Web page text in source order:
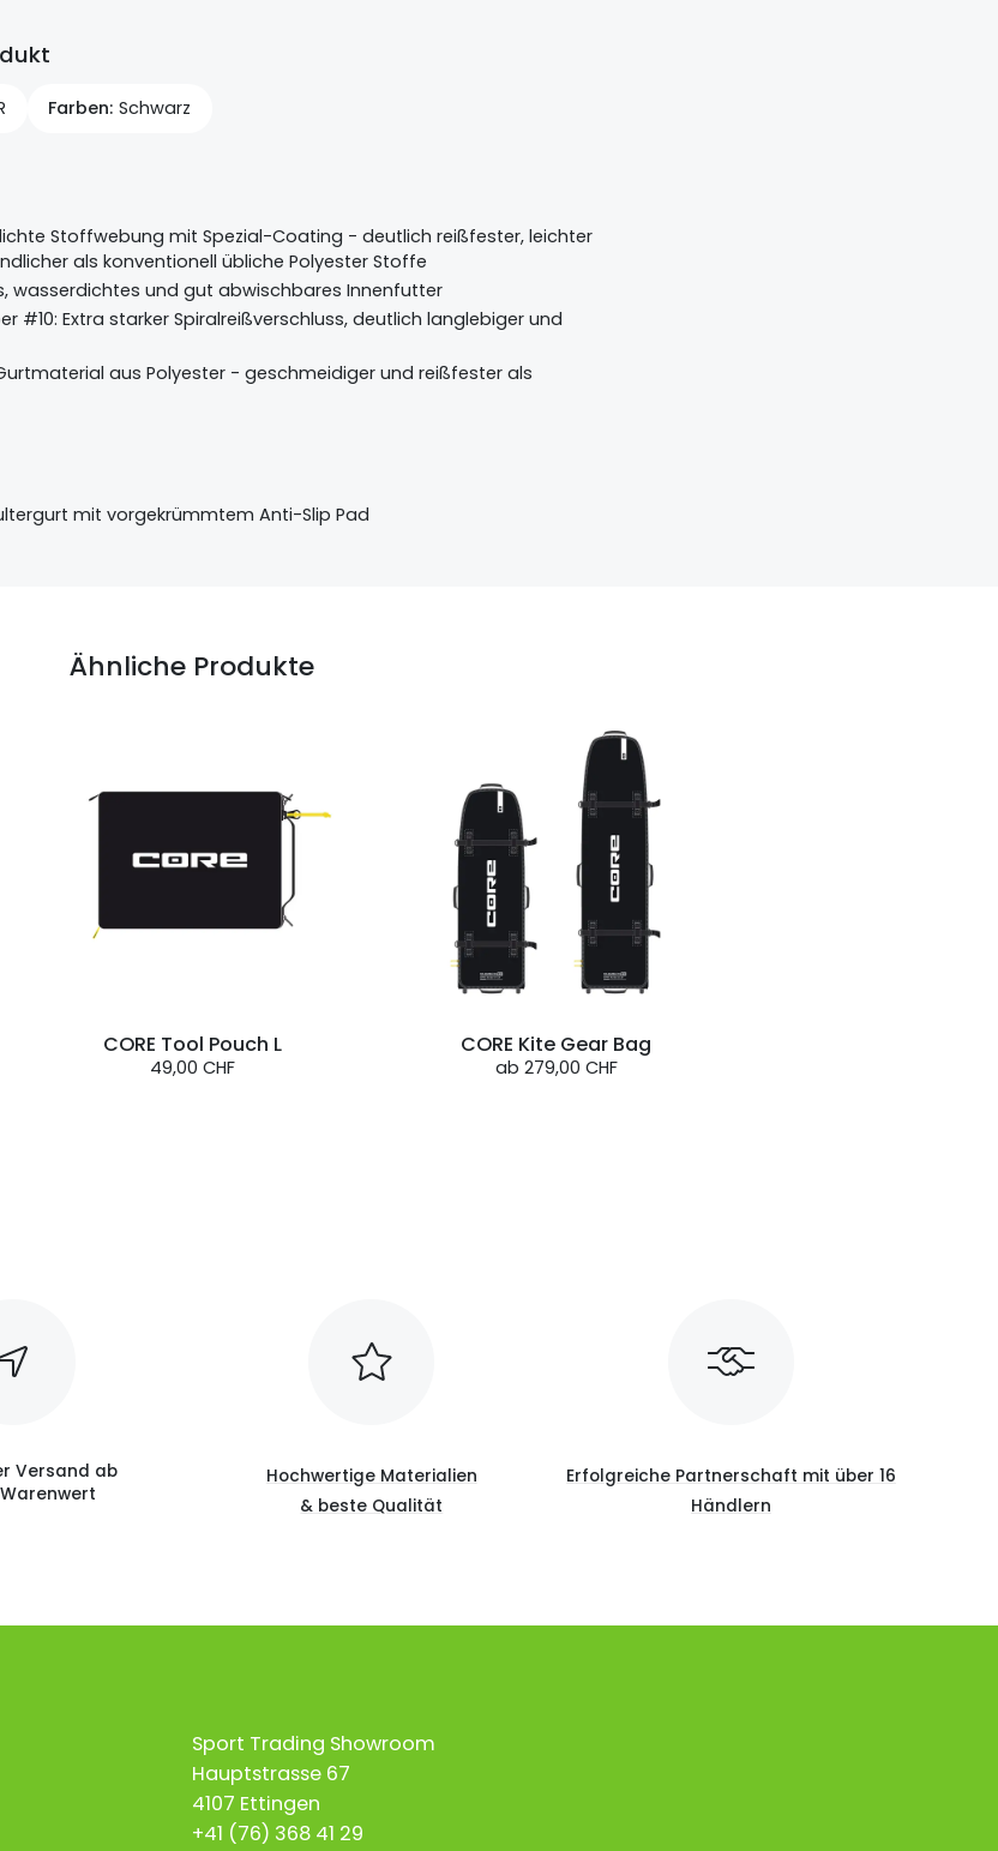
Farben Schwarz
Stoffwebung mit Spezial-Coating - deutlich reißfester, leichter
als konventionell übliche Polyester Stoffe
wasserdichtes und gut abwischbares Innenfutter
#10: Extra starker Spiralreißverschluss, deutlich langlebiger und
aus Polyester - geschmeidiger und reißfester als
mit vorgekrümmtem Anti-Slip Pad
Ähnliche Produkte
CORE Tool Pouch L
49,00 CHF
CORE Kite Gear Bag
ab 279,00 CHF
Versand ab
Warenwert
Hochwertige Materialien
& beste Qualität
Erfolgreiche Partnerschaft mit über 16
Händlern
Sport Trading Showroom
Hauptstrasse 67
4107 Ettingen
+41 (76) 368 41 29